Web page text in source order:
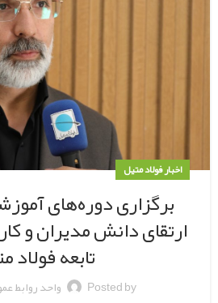
اخبار فولاد متیل
برگزاری دوره‌های
ارتقای دانش مدیران و
تابعه فولاد
Posted by واحد روابط